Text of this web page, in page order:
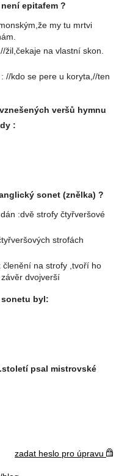
epitafem ?
my tu mrtvi
žil,čekaje na vlastní skon.
//kdo se pere u koryta,//ten
veršů hymnu
:
sonet (znělka) ?
:dvě strofy čtyřveršové
strofách
členění na strofy ,tvoří ho
dvojverší
byl:
psal mistrovské
zadat heslo pro úpravu